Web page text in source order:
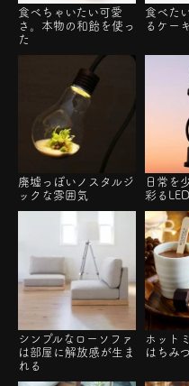
食べちゃいたい可愛
さ。本物の和飴を使っ
た
食べた
るケー
廃墟っぽいノスタルジ
ックな雰囲気
日常を
彩る
シンプルなローソファ
は部屋に解放感が生ま
れる
ホット
はちみ